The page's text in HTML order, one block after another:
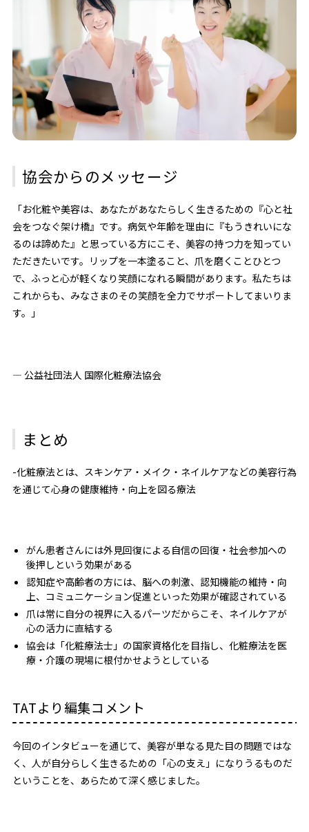
協会からのメッセージ
「お化粧や美容は、あなたがあなたらしく生きるための『心と社
会をつなぐ架け橋』です。病気や年齢を理由に『もうきれいにな
るのは諦めた』と思っている方にこそ、美容の持つ力を知ってい
ただきたいです。リップを一本塗ること、爪を磨くことひとつ
で、ふっと心が軽くなり笑顔になれる瞬間があります。私たちは
これからも、みなさまのその笑顔を全力でサポートしてまいりま
す。」
— 公益社団法人 国際化粧療法協会
まとめ
-化粧療法とは、スキンケア・メイク・ネイルケアなどの美容行為
を通じて心身の健康維持・向上を図る療法
がん患者さんには外見回復による自信の回復・社会参加への
後押しという効果がある
認知症や高齢者の方には、脳への刺激、認知機能の維持・向
上、コミュニケーション促進といった効果が確認されている
爪は常に自分の視界に入るパーツだからこそ、ネイルケアが
心の活力に直結する
協会は「化粧療法士」の国家資格化を目指し、化粧療法を医
療・介護の現場に根付かせようとしている
TATより編集コメント
今回のインタビューを通じて、美容が単なる見た目の問題ではな
く、人が自分らしく生きるための「心の支え」になりうるものだ
ということを、あらためて深く感じました。